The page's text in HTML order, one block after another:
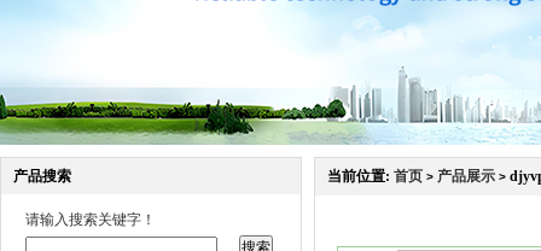
产品搜索
请输入搜索关键字！
当前位置: 首页 > 产品展示 >